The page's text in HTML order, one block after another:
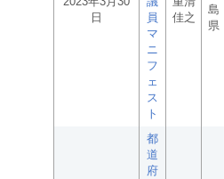
日
員
マ
ニ
フ
ェ
ス
ト
佳之
島
県
都
道
府